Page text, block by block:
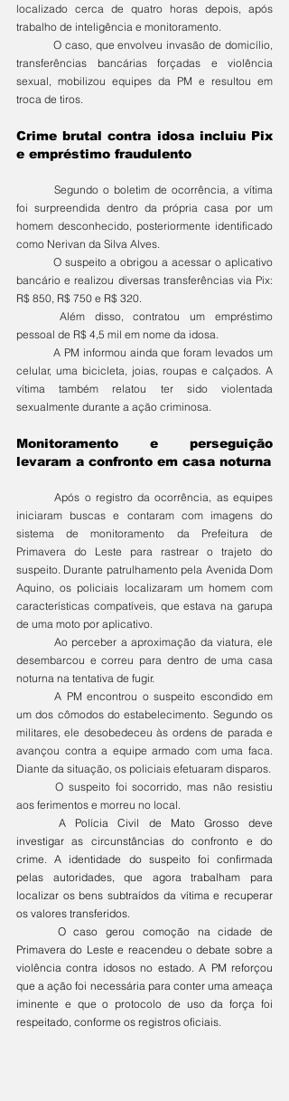
localizado cerca de quatro horas depois, após
trabalho de inteligência e monitoramento.
transferências bancárias forçadas e violência
sexual, mobilizou equipes da PM e resultou em
troca de tiros.
Crime brutal contra idosa incluiu Pix
e empréstimo fraudulento
foi surpreendida dentro da própria casa por um
homem desconhecido, posteriormente identificado
como Nerivan da Silva Alves.
bancário e realizou diversas transferências via Pix:
R$ 850, R$ 750 e R$ 320.
pessoal de R$ 4,5 mil em nome da idosa.
celular, uma bicicleta, joias, roupas e calçados. A
vítima também relatou ter sido violentada
sexualmente durante a ação criminosa.
Monitoramento e perseguição
levaram a confronto em casa noturna
	Após o registro da ocorrência, as equipes
iniciaram buscas e contaram com imagens do
sistema de monitoramento da Prefeitura de
Primavera do Leste para rastrear o trajeto do
suspeito. Durante patrulhamento pela Avenida Dom
Aquino, os policiais localizaram um homem com
características compatíveis, que estava na garupa
de uma moto por aplicativo.
desembarcou e correu para dentro de uma casa
noturna na tentativa de fugir.
	A PM encontrou o suspeito escondido em
um dos cômodos do estabelecimento. Segundo os
militares, ele desobedeceu às ordens de parada e
avançou contra a equipe armado com uma faca.
aos ferimentos e morreu no local.
	A Polícia Civil de Mato Grosso deve
investigar as circunstâncias do confronto e do
crime. A identidade do suspeito foi confirmada
pelas autoridades, que agora trabalham para
localizar os bens subtraídos da vítima e recuperar
os valores transferidos.
Primavera do Leste e reacendeu o debate sobre a
violência contra idosos no estado. A PM reforçou
que a ação foi necessária para conter uma ameaça
iminente e que o protocolo de uso da força foi
respeitado, conforme os registros oficiais.